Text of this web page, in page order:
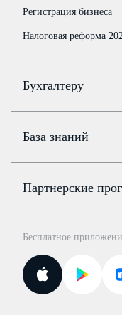
Регистрация бизнеса
Налоговая реформа
Бухгалтеру
Цены
Бюро
Консультации по учёту и
Курсы повышения
Госпроверки
Поиск ответа на вопрос
Новости законодательства
База знаний
Партнерские
Для самозанятых
Бесплатное